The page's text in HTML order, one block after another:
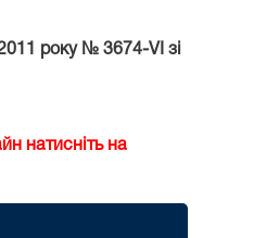
року № 3674-VI зі
натисніть на